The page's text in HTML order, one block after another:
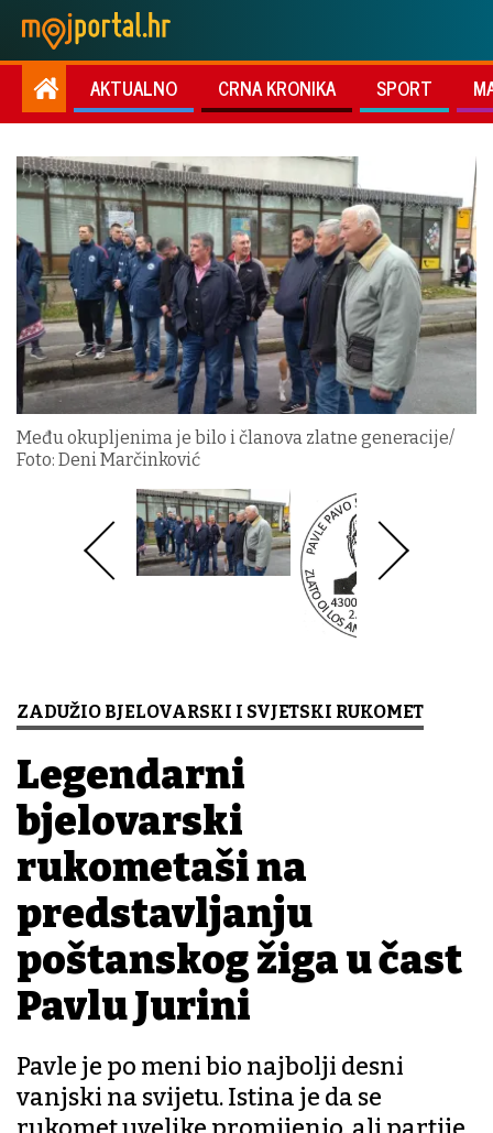
AKTUALNO CRNA KRONIKA SPORT
Među okupljenima je bilo i članova zlatne generacije/
Foto: Deni Marčinković
ZADUŽIO BJELOVARSKI I SVJETSKI RUKOMET
Legendarni
bjelovarski
rukometaši na
predstavljanju
poštanskog žiga u čast
Pavlu Jurini
Pavle je po meni bio najbolji desni
vanjski na svijetu. Istina je da se